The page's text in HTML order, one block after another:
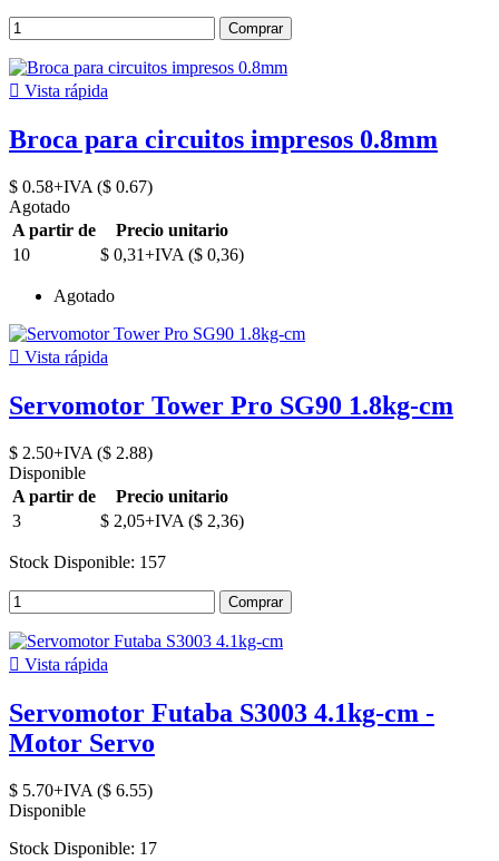
Comprar
 Vista rápida
Broca para circuitos impresos 0.8mm
$ 0.58+IVA ($ 0.67)
Agotado
A partir de
Precio unitario
10
$ 0,31+IVA ($ 0,36)
Agotado
 Vista rápida
Servomotor Tower Pro SG90 1.8kg-cm
$ 2.50+IVA ($ 2.88)
Disponible
A partir de
Precio unitario
3
$ 2,05+IVA ($ 2,36)
Stock Disponible: 157
Comprar
 Vista rápida
Servomotor Futaba S3003 4.1kg-cm -
Motor Servo
$ 5.70+IVA ($ 6.55)
Disponible
Stock Disponible: 17